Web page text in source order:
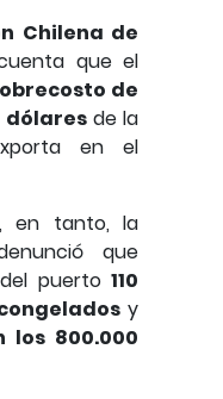
Chilena de
que el
de
dólaresde la
en el
en tanto, la
que
puerto 110
y
los 800.000